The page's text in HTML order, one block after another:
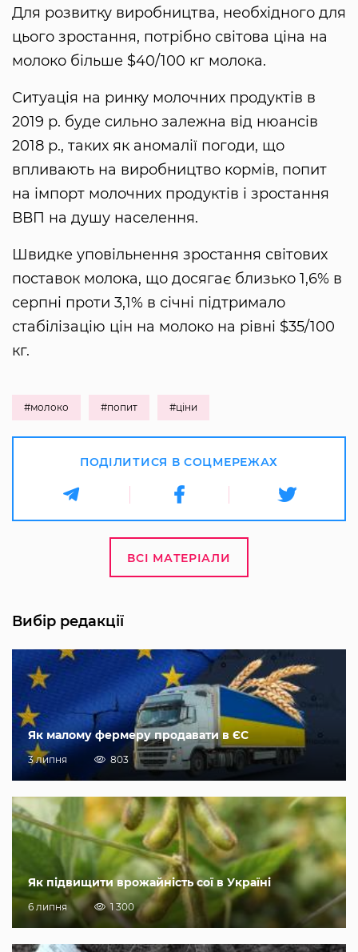
Для розвитку виробництва, необхідного для
цього зростання, потрібно світова ціна на
молоко більше $40/100 кг молока.
Ситуація на ринку молочних продуктів в
2019 р. буде сильно залежна від нюансів
2018 р., таких як аномалії погоди, що
впливають на виробництво кормів, попит
на імпорт молочних продуктів і зростання
ВВП на душу населення.
Швидке уповільнення зростання світових
поставок молока, що досягає близько 1,6% в
серпні проти 3,1% в січні підтримало
стабілізацію цін на молоко на рівні $35/100
кг.
#молоко #попит #ціни
ПОДІЛИТИСЯ В СОЦМЕРЕЖАХ
ВСІ МАТЕРІАЛИ
Вибір редакції
Як малому фермеру продавати в ЄС
3 липня 803
Як підвищити врожайність сої в Україні
6 липня 1 300